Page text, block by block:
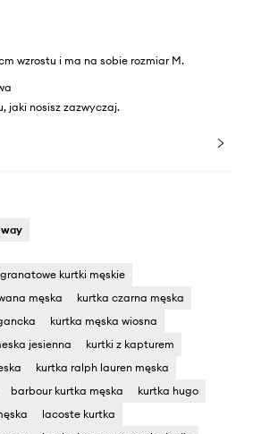
wzrostu i ma na sobie rozmiar M.
jaki nosisz zazwyczaj.
granatowe kurtki męskie
męska
kurtka czarna męska
kurtka męska wiosna
jesienna
kurtki z kapturem
kurtka ralph lauren męska
barbour kurtka męska
kurtka hugo
lacoste kurtka